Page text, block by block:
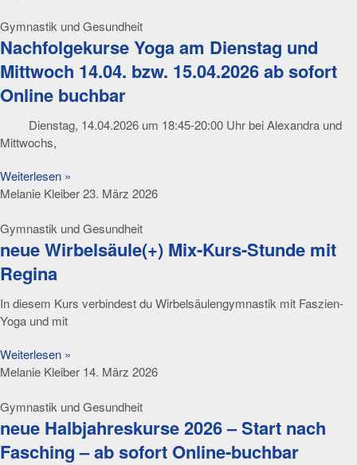
Gymnastik und Gesundheit
Nachfolgekurse Yoga am Dienstag und
Mittwoch 14.04. bzw. 15.04.2026 ab sofort
Online buchbar
Dienstag, 14.04.2026 um 18:45-20:00 Uhr bei Alexandra und
Mittwochs,
Weiterlesen »
Melanie Kleiber23. März 2026
Gymnastik und Gesundheit
neue Wirbelsäule(+) Mix-Kurs-Stunde mit
Regina
In diesem Kurs verbindest du Wirbelsäulengymnastik mit Faszien-
Yoga und mit
Weiterlesen »
Melanie Kleiber 14. März 2026
Gymnastik und Gesundheit
neue Halbjahreskurse 2026 – Start nach
Fasching – ab sofort Online-buchbar